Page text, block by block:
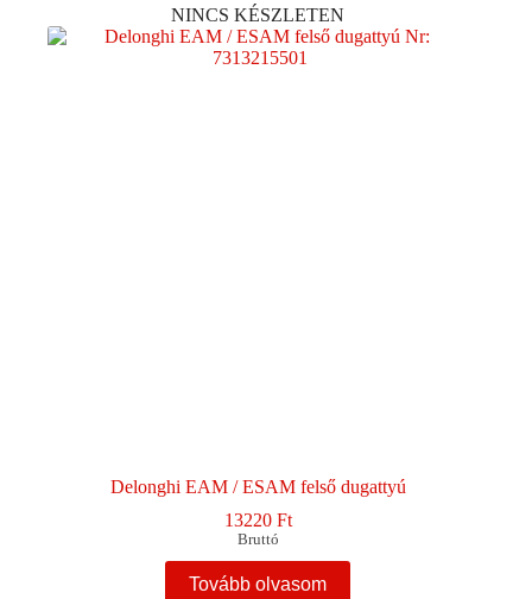
NINCS KÉSZLETEN
Delonghi EAM / ESAM felső dugattyú
13220 Ft
Bruttó
Tovább olvasom